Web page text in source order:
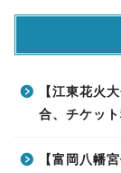
【江東花火
合、チケッ
【富岡八幡